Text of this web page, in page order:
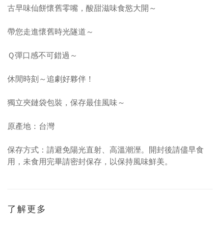
古早味仙餅懷舊零嘴，酸甜滋味食慾大開～
帶您走進懷舊時光隧道～
Ｑ彈口感不可錯過～
休閒時刻～追劇好夥伴！
獨立夾鏈袋包裝，保存最佳風味～
原產地：台灣
保存方式：請避免陽光直射、高溫潮溼。開封後請儘早食
用，未食用完畢請密封保存，以保持風味鮮美。
了解更多